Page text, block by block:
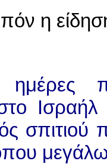
η
ημέρες
στο
όπου